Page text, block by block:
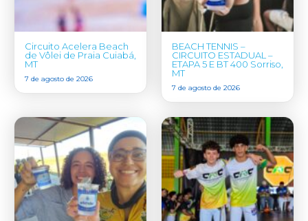
Circuito Acelera Beach
de Vôlei de Praia Cuiabá,
MT
7 de agosto de 2026
BEACH TENNIS –
CIRCUITO ESTADUAL –
ETAPA 5 E BT 400 Sorriso,
MT
7 de agosto de 2026